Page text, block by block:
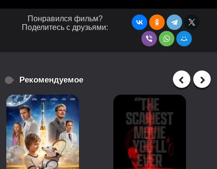
Понравился фильм?
Поделитесь с друзьями:
Рекомендуемое